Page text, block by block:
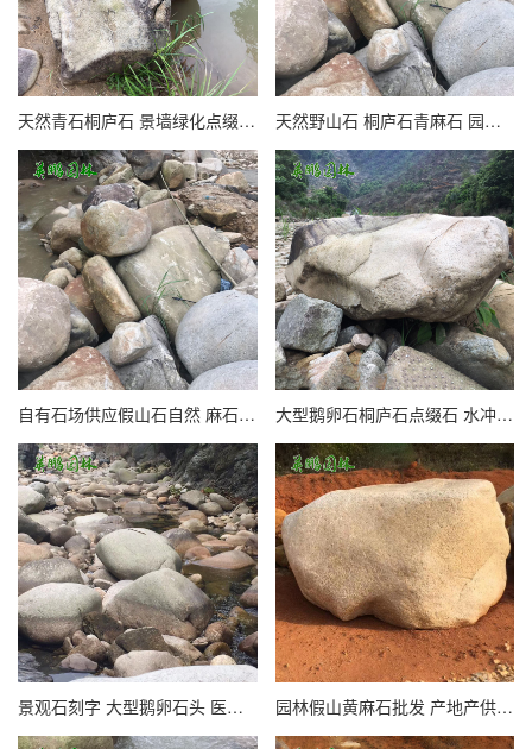
天然青石桐庐石 景墙绿化点缀景观麻石 英鹏园林工程石 天然野山石 桐庐石青麻石 园林工程施工置石 英鹏厂基地直发
自有石场供应假山石自然 麻石景观石 河石驳岸吨位桐庐石 大型鹅卵石桐庐石点缀石 水冲石麻石矿山 水池河道驳岸原石
景观石刻字 大型鹅卵石头 医院校园企业单位麻石门牌石 园林假山黄麻石批发 产地产供应桐庐石园林石 景观河滩石